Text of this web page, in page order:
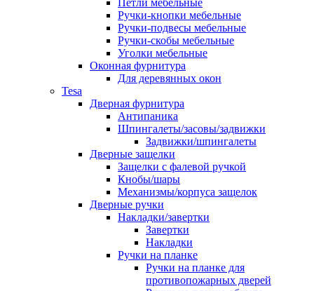
Петли мебельные
Ручки-кнопки мебельные
Ручки-подвесы мебельные
Ручки-скобы мебельные
Уголки мебельные
Оконная фурнитура
Для деревянных окон
Tesa
Дверная фурнитура
Антипаника
Шпингалеты/засовы/задвижки
Задвижки/шпингалеты
Дверные защелки
Защелки с фалевой ручкой
Кнобы/шары
Механизмы/корпуса защелок
Дверные ручки
Накладки/завертки
Завертки
Накладки
Ручки на планке
Ручки на планке для
противопожарных дверей